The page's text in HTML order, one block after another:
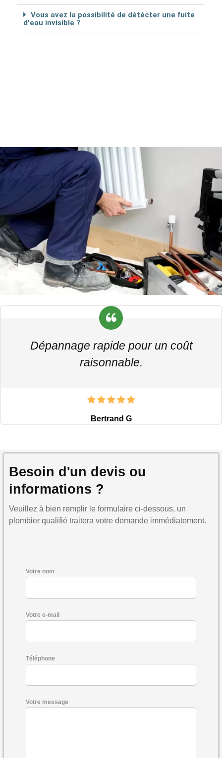
Vous avez la possibilité de détécter une fuite
d'eau invisible ?
Dépannage rapide pour un coût
raisonnable.
Bertrand G
Besoin d'un devis ou
informations ?
Veuillez à bien remplir le formulaire ci-dessous, un
plombier qualifié traitera votre demande immédiatement.
Votre nom
Votre e-mail
Téléphone
Votre message